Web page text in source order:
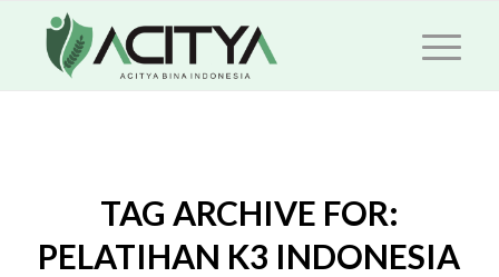
TAG ARCHIVE FOR:
PELATIHAN K3 INDONESIA